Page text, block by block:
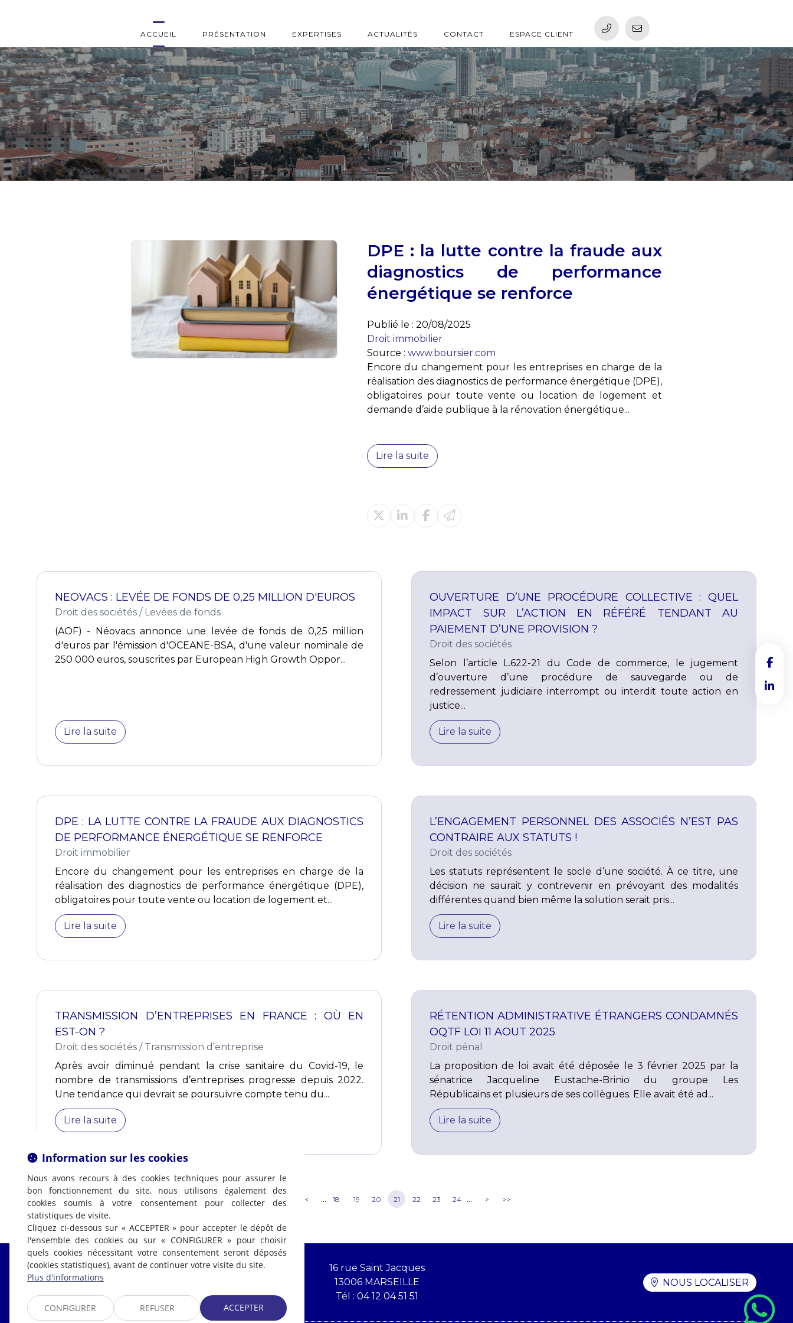
ACCUEIL PRÉSENTATION EXPERTISES ACTUALITÉS CONTACT ESPACE CLIENT
DPE : la lutte contre la fraude aux
diagnostics de performance
énergétique se renforce
Publié le : 20/08/2025
Droit immobilier
Source : www.boursier.com
Encore du changement pour les entreprises en charge de la
réalisation des diagnostics de performance énergétique (DPE),
obligatoires pour toute vente ou location de logement et
demande d’aide publique à la rénovation énergétique...
Lire la suite
NEOVACS : LEVÉE DE FONDS DE 0,25 MILLION D'EUROS
Droit des sociétés / Levées de fonds
(AOF) - Néovacs annonce une levée de fonds de 0,25 million
d'euros par l'émission d'OCEANE-BSA, d'une valeur nominale de
250 000 euros, souscrites par European High Growth Oppor...
Lire la suite
OUVERTURE D’UNE PROCÉDURE COLLECTIVE : QUEL
IMPACT SUR L’ACTION EN RÉFÉRÉ TENDANT AU
PAIEMENT D’UNE PROVISION ?
Droit des sociétés
Selon l’article L.622-21 du Code de commerce, le jugement
d’ouverture d’une procédure de sauvegarde ou de
redressement judiciaire interrompt ou interdit toute action en
justice...
Lire la suite
DPE : LA LUTTE CONTRE LA FRAUDE AUX DIAGNOSTICS
DE PERFORMANCE ÉNERGÉTIQUE SE RENFORCE
Droit immobilier
Encore du changement pour les entreprises en charge de la
réalisation des diagnostics de performance énergétique (DPE),
obligatoires pour toute vente ou location de logement et...
Lire la suite
L’ENGAGEMENT PERSONNEL DES ASSOCIÉS N’EST PAS
CONTRAIRE AUX STATUTS !
Droit des sociétés
Les statuts représentent le socle d’une société. À ce titre, une
décision ne saurait y contrevenir en prévoyant des modalités
différentes quand bien même la solution serait pris...
Lire la suite
TRANSMISSION D’ENTREPRISES EN FRANCE : OÙ EN
EST-ON ?
Droit des sociétés / Transmission d’entreprise
Après avoir diminué pendant la crise sanitaire du Covid-19, le
nombre de transmissions d’entreprises progresse depuis 2022.
Une tendance qui devrait se poursuivre compte tenu du...
Lire la suite
RÉTENTION ADMINISTRATIVE ÉTRANGERS CONDAMNÉS
OQTF LOI 11 AOUT 2025
Droit pénal
La proposition de loi avait été déposée le 3 février 2025 par la
sénatrice Jacqueline Eustache-Brinio du groupe Les
Républicains et plusieurs de ses collègues. Elle avait été ad...
Lire la suite
< ... 18 19 20 21 22 23 24 ... > >>
Fabrice LABI
16 rue Saint Jacques
13006 MARSEILLE
Tél : 04 12 04 51 51
NOUS LOCALISER
Information sur les cookies
Nous avons recours à des cookies techniques pour assurer le
bon fonctionnement du site, nous utilisons également des
cookies soumis à votre consentement pour collecter des
statistiques de visite.
Cliquez ci-dessous sur « ACCEPTER » pour accepter le dépôt de
l'ensemble des cookies ou sur « CONFIGURER » pour choisir
quels cookies nécessitant votre consentement seront déposés
(cookies statistiques), avant de continuer votre visite du site.
Plus d'informations
CONFIGURER REFUSER ACCEPTER